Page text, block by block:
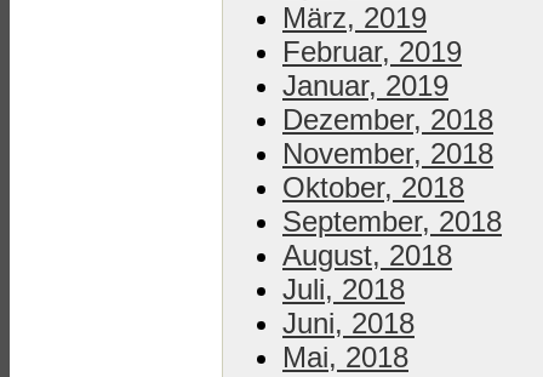
März, 2019
Februar, 2019
Januar, 2019
Dezember, 2018
November, 2018
Oktober, 2018
September, 2018
August, 2018
Juli, 2018
Juni, 2018
Mai, 2018